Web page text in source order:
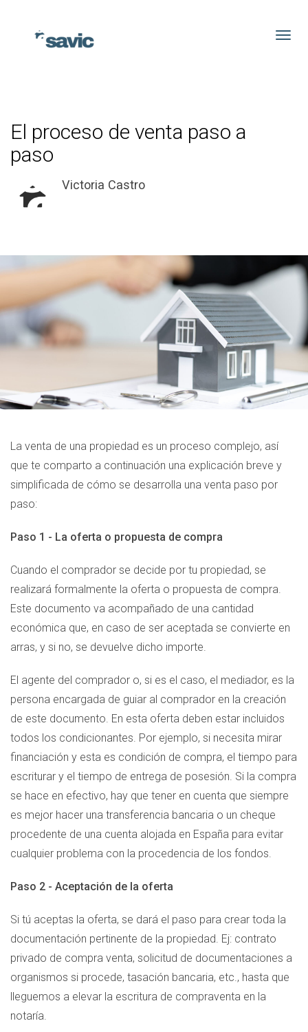
El proceso de venta paso a
paso
Victoria Castro
La venta de una propiedad es un proceso complejo, así
que te comparto a continuación una explicación breve y
simplificada de cómo se desarrolla una venta paso por
paso:
Paso 1 - La oferta o propuesta de compra
Cuando el comprador se decide por tu propiedad, se
realizará formalmente la oferta o propuesta de compra.
Este documento va acompañado de una cantidad
económica que, en caso de ser aceptada se convierte en
arras, y si no, se devuelve dicho importe.
El agente del comprador o, si es el caso, el mediador, es la
persona encargada de guiar al comprador en la creación
de este documento. En esta oferta deben estar incluidos
todos los condicionantes. Por ejemplo, si necesita mirar
financiación y esta es condición de compra, el tiempo para
escriturar y el tiempo de entrega de posesión. Si la compra
se hace en efectivo, hay que tener en cuenta que siempre
es mejor hacer una transferencia bancaria o un cheque
procedente de una cuenta alojada en España para evitar
cualquier problema con la procedencia de los fondos.
Paso 2 - Aceptación de la oferta
Si tú aceptas la oferta, se dará el paso para crear toda la
documentación pertinente de la propiedad. Ej: contrato
privado de compra venta, solicitud de documentaciones a
organismos si procede, tasación bancaria, etc., hasta que
lleguemos a elevar la escritura de compraventa en la
notaría.